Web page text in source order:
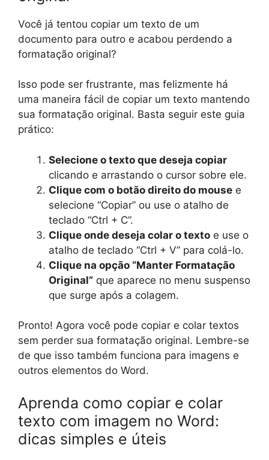
Você já tentou copiar um texto de um
documento para outro e acabou perdendo a
formatação original?
Isso pode ser frustrante, mas felizmente há
uma maneira fácil de copiar um texto mantendo
sua formatação original. Basta seguir este guia
prático:
Selecione o texto que deseja copiar
clicando e arrastando o cursor sobre ele.
Clique com o botão direito do mouse e
selecione “Copiar” ou use o atalho de
teclado “Ctrl + C”.
Clique onde deseja colar o texto e use o
atalho de teclado “Ctrl + V” para colá-lo.
Clique na opção “Manter Formatação
Original” que aparece no menu suspenso
que surge após a colagem.
Pronto! Agora você pode copiar e colar textos
sem perder sua formatação original. Lembre-se
de que isso também funciona para imagens e
outros elementos do Word.
Aprenda como copiar e colar
texto com imagem no Word:
dicas simples e úteis